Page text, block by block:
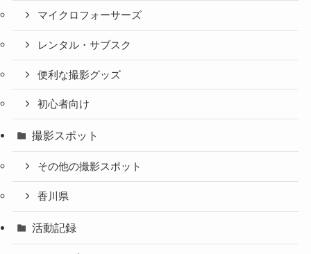
マイクロフォーサーズ
レンタル・サブスク
便利な撮影グッズ
初心者向け
撮影スポット
その他の撮影スポット
香川県
活動記録